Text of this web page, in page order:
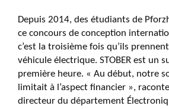
Depuis 2014, des étudiants de
ce concours de conception
c’est la troisième fois qu’ils
véhicule électrique. STOBER est un
première heure. « Au début, notre
limitait à l’aspect financier »,
directeur du département